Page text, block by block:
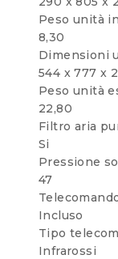
Peso unità
8,30
Dimensioni
544 x 777 x
Peso unità
22,80
Filtro aria
Si
Pressione
47
Incluso
Tipo
Infrarossi